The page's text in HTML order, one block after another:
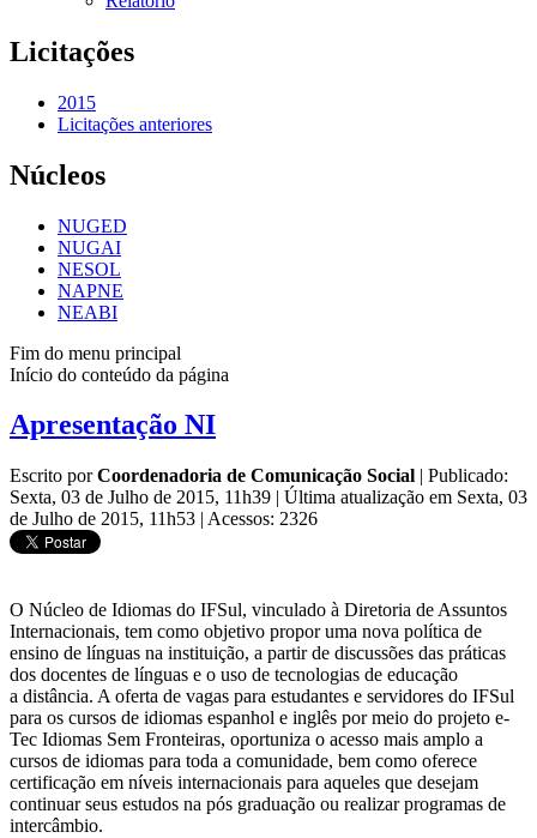
Licitações
2015
Licitações anteriores
Núcleos
NUGED
NUGAI
NESOL
NAPNE
NEABI
Fim do menu principal
Início do conteúdo da página
Apresentação NI
Escrito porCoordenadoria de Comunicação Social | Publicado:
Sexta, 03 de Julho de 2015, 11h39 | Última atualização em Sexta, 03
de Julho de 2015, 11h53 | Acessos: 2326
O Núcleo de Idiomas do IFSul, vinculado à Diretoria de Assuntos
Internacionais, tem como objetivo propor uma nova política de
ensino de línguas na instituição, a partir de discussões das práticas
dos docentes de línguas e o uso de tecnologias de educação
a distância. A oferta de vagas para estudantes e servidores do IFSul
para os cursos de idiomas espanhol e inglês por meio do projeto e-
Tec Idiomas Sem Fronteiras, oportuniza o acesso mais amplo a
cursos de idiomas para toda a comunidade, bem como oferece
certificação em níveis internacionais para aqueles que desejam
continuar seus estudos na pós graduação ou realizar programas de
intercâmbio.